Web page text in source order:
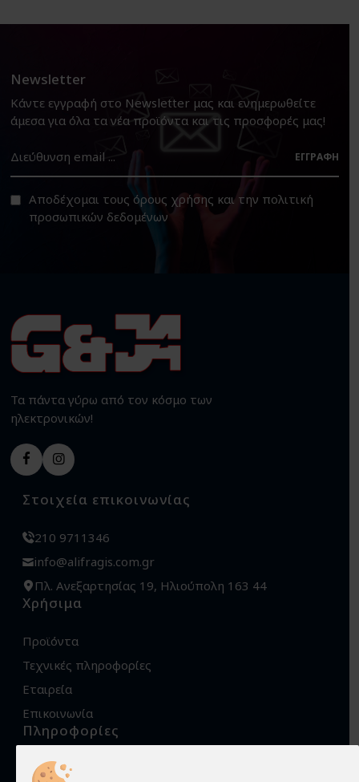
Newsletter
Κάντε εγγραφή στο Newsletter μας και ενημερωθείτε
άμεσα για όλα τα νέα προϊόντα και τις προσφορές μας!
ΕΓΓΡΑΦΉ
Αποδέχομαι τους όρους χρήσης και την πολιτική
προσωπικών δεδομένων
Τα πάντα γύρω από τον κόσμο των
ηλεκτρονικών!
Στοιχεία επικοινωνίας
210 9711346
info@alifragis.com.gr
Πλ. Ανεξαρτησίας 19, Ηλιούπολη 163 44
Χρήσιμα
Προϊόντα
Τεχνικές πληροφορίες
Εταιρεία
Επικοινωνία
Πληροφορίες
Όροι χρήσης